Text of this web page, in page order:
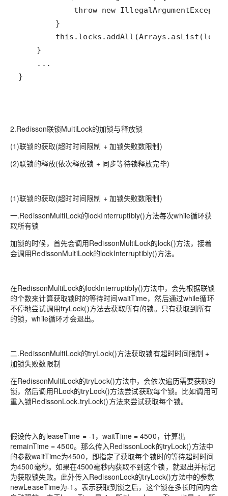
}
2.Redisson联锁MultiLock的加锁与释放锁
(1)联锁的获取(超时时间限制 + 加锁失败数限制)
(2)联锁的释放(依次释放锁 + 同步等待锁释放完毕)
(1)联锁的获取(超时时间限制 + 加锁失败数限制)
一.RedissonMultiLock的lockInterruptibly()方法每次while循环获
取所有锁
加锁的时候，首先会调用RedissonMultiLock的lock()方法，接着
会调用RedissonMultiLock的lockInterruptibly()方法。
在RedissonMultiLock的lockInterruptibly()方法中，会先根据联锁
的个数来计算获取锁时的等待时间waitTime，然后通过while循环
不停地尝试调用tryLock()方法去获取所有的锁。只有获取到所有
的锁，while循环才会退出。
二.RedissonMultiLock的tryLock()方法获取锁有超时时间限制 +
加锁失败数限制
在RedissonMultiLock的tryLock()方法中，会依次遍历需要获取的
锁，然后调用RLock的tryLock()方法尝试获取每个锁。比如调用可
重入锁RedissonLock.tryLock()方法来尝试获取每个锁。
假设传入的leaseTime = -1，waitTime = 4500，计算出
remainTime = 4500。那么传入RedissonLock的tryLock()方法中
的参数waitTime为4500，即指定了获取每个锁时的等待超时时间
为4500毫秒。如果在4500毫秒内获取不到这个锁，就退出并标记
为获取锁失败。此外传入RedissonLock的tryLock()方法中的参数
newLeaseTime为-1。表示获取到锁之后，这个锁在多长时间内会